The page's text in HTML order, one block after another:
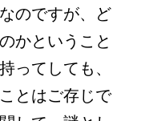
のですが、ど
かということ
ってしても、
とはご存じで